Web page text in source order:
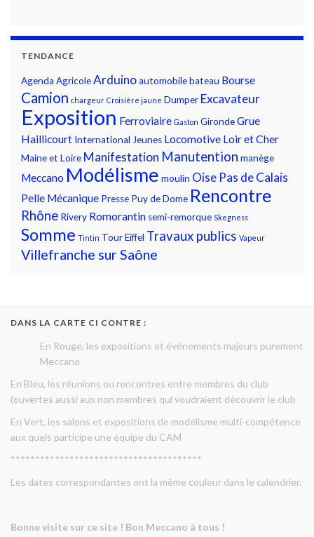
TENDANCE
Agenda AgricoleArduinoautomobilebateau Bourse
Camion chargeur Croisière jaune Dumper Excavateur
Exposition Ferroviaire Gaston GirondeGrue
Haillicourt International Jeunes Locomotive Loir et Cher
Maine et Loire Manifestation Manutention manège
Meccano Modélisme moulin Oise Pas de Calais
Pelle Mécanique Presse Puy de Dome Rencontre
Rhône Rivery Romorantin semi-remorque Skegness
Somme Tintin Tour Eiffel Travaux publics Vapeur
Villefranche sur Saône
DANS LA CARTE CI CONTRE :
En Rouge, les expositions et événements majeurs purement
Meccano
En Bleu, les réunions ou rencontres entre membres du club
(ouvertes aussi aux non membres qui voudraient découvrir le club
En Vert, les salons et expositions de modélisme multi-compétence
aux quels participe une équipe du CAM
***************************************
Les dates correspondantes ont la même couleur dans le calendrier.
Bonne visite sur ce site ! Bon Meccano à tous !